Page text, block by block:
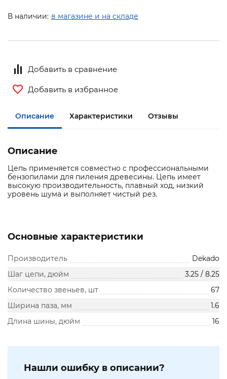
В наличии: в магазине и на складе
Добавить в сравнение
Добавить в избранное
Описание Характеристики Отзывы
Описание
Цепь применяется совместно с профессиональными
бензопилами для пиления древесины. Цепь имеет
высокую производительность, плавный ход, низкий
уровень шума и выполняет чистый рез.
Основные характеристики
Производитель
Dekado
Шаг цепи, дюйм
3.25 / 8.25
Количество звеньев, шт
67
Ширина паза, мм
1.6
Длина шины, дюйм
16
Нашли ошибку в описании?